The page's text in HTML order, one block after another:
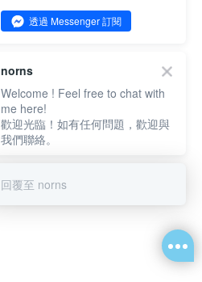
透過 Messenger 訂閱
norns
Welcome ! Feel free to chat with
me here!
歡迎光臨！如有任何問題，歡迎與
我們聯絡。
回覆至 norns